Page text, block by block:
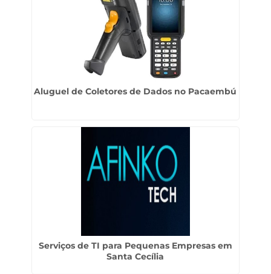
Aluguel de Coletores de Dados no Pacaembú
Serviços de TI para Pequenas Empresas em
Santa Cecília